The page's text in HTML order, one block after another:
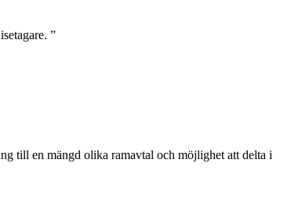
”
till en mängd olika ramavtal och möjlighet att delta i